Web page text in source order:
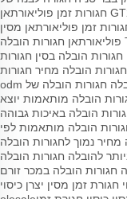
חגורות זמן פוליאורתאן
זמן פוליאורתאן מסין
חגורות הובלה
חגורות הובלה בסין חגורות
הובלה מחיר חגורות
חגורות הובלה של odm
הובלה מותאמות יוצא
הובלה באיכות גבוהה
הובלה מותאמות לפי
מחיר נמוך לחגורות הובלה
להובלה חגורות הובלה
חגורות הובלה במכר זורם
חגורת זמן מסין יצרן כיסוי